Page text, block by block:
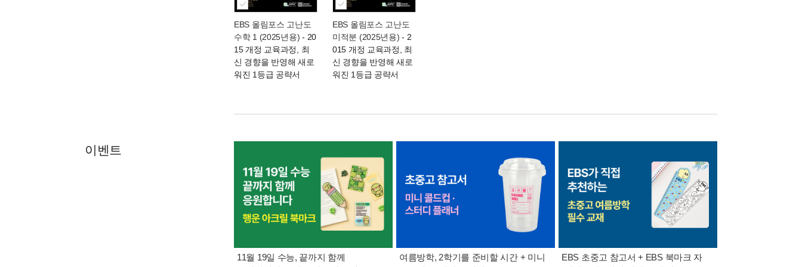
EBS 올림포스 고난도
수학 1 (2025년용) - 20
15 개정 교육과정, 최
신 경향을 반영해 새로
워진 1등급 공략서
EBS 올림포스 고난도
미적분 (2025년용) - 2
015 개정 교육과정, 최
신 경향을 반영해 새로
워진 1등급 공략서
이벤트
11월 19일 수능, 끝까지 함께
여름방학, 2학기를 준비할 시간 + 미니
EBS 초중고 참고서 + EBS 북마크 자